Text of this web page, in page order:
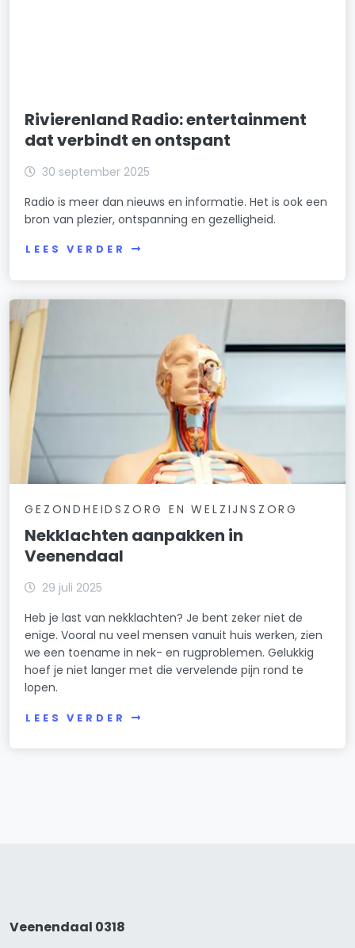
Rivierenland Radio: entertainment
dat verbindt en ontspant
30 september 2025
Radio is meer dan nieuws en informatie. Het is ook een
bron van plezier, ontspanning en gezelligheid.
LEES VERDER
GEZONDHEIDSZORG EN WELZIJNSZORG
Nekklachten aanpakken in
Veenendaal
29 juli 2025
Heb je last van nekklachten? Je bent zeker niet de
enige. Vooral nu veel mensen vanuit huis werken, zien
we een toename in nek- en rugproblemen. Gelukkig
hoef je niet langer met die vervelende pijn rond te
lopen.
LEES VERDER
Veenendaal 0318